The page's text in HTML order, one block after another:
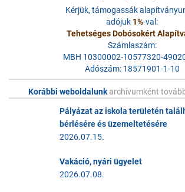
Kérjük, támogassák
adójuk 1%-val:
Tehetséges Dobósokért
Számlaszám:
MBH 10300002-10577320-
Adószám: 18571901-1-10
Korábbi weboldalunkarchívumként
Pályázat az iskola területén
bérlésére és üzemeltetésére
2026.07.15.
Vakáció, nyári ügyelet
2026.07.08.